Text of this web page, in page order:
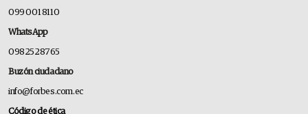
099 001 8110
WhatsApp
0982528765
Buzón ciudadano
info@forbes.com.ec
Código de ética